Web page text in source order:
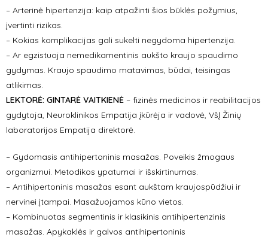
– Arterinė hipertenzija: kaip atpažinti šios būklės požymius,
įvertinti rizikas.
– Kokias komplikacijas gali sukelti negydoma hipertenzija.
– Ar egzistuoja nemedikamentinis aukšto kraujo spaudimo
gydymas. Kraujo spaudimo matavimas, būdai, teisingas
atlikimas.
LEKTORĖ: GINTARĖ VAITKIENĖ – fizinės medicinos ir reabilitacijos
gydytoja, Neuroklinikos Empatija įkūrėja ir vadovė, VšĮ Žinių
laboratorijos Empatija direktorė.
– Gydomasis antihipertoninis masažas. Poveikis žmogaus
organizmui. Metodikos ypatumai ir išskirtinumas.
– Antihipertoninis masažas esant aukštam kraujospūdžiui ir
nervinei įtampai. Masažuojamos kūno vietos.
– Kombinuotas segmentinis ir klasikinis antihipertenzinis
masažas. Apykaklės ir galvos antihipertoninis